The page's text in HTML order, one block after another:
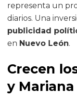
representa un
diarios. Una
publicidad
en Nuevo León.
Crecen
y